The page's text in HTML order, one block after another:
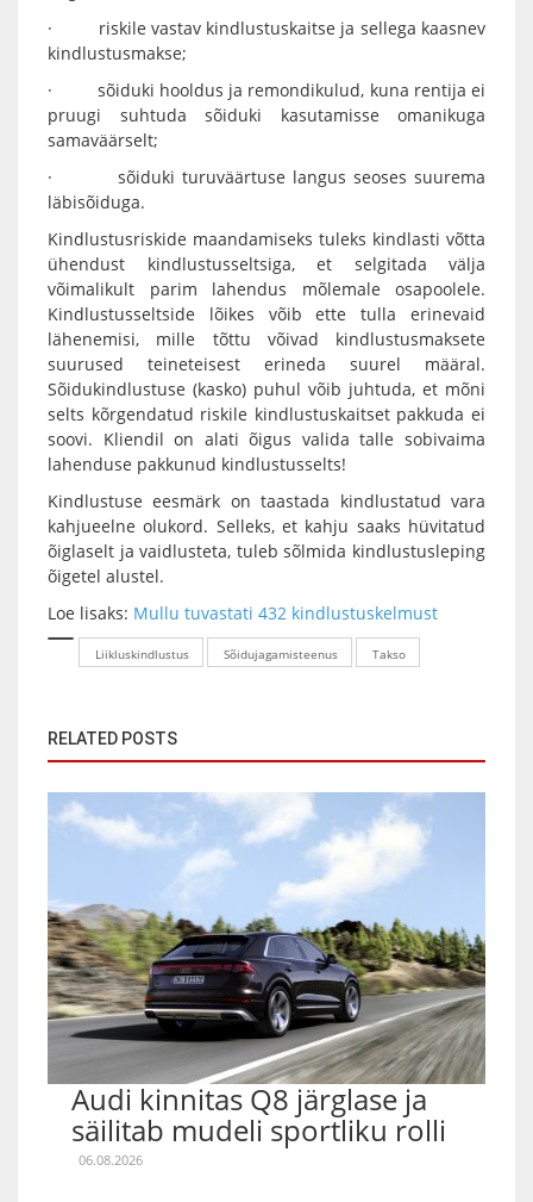
· riskile vastav kindlustuskaitse ja sellega kaasnev
kindlustusmakse;
· sõiduki hooldus ja remondikulud, kuna rentija ei
pruugi suhtuda sõiduki kasutamisse omanikuga
samaväärselt;
· sõiduki turuväärtuse langus seoses suurema
läbisõiduga.
Kindlustusriskide maandamiseks tuleks kindlasti võtta
ühendust kindlustusseltsiga, et selgitada välja
võimalikult parim lahendus mõlemale osapoolele.
Kindlustusseltside lõikes võib ette tulla erinevaid
lähenemisi, mille tõttu võivad kindlustusmaksete
suurused teineteisest erineda suurel määral.
Sõidukindlustuse (kasko) puhul võib juhtuda, et mõni
selts kõrgendatud riskile kindlustuskaitset pakkuda ei
soovi. Kliendil on alati õigus valida talle sobivaima
lahenduse pakkunud kindlustusselts!
Kindlustuse eesmärk on taastada kindlustatud vara
kahjueelne olukord. Selleks, et kahju saaks hüvitatud
õiglaselt ja vaidlusteta, tuleb sõlmida kindlustusleping
õigetel alustel.
Loe lisaks: Mullu tuvastati 432 kindlustuskelmust
Liikluskindlustus Sõidujagamisteenus Takso
RELATED POSTS
Audi kinnitas Q8 järglase ja
säilitab mudeli sportliku rolli
06.08.2026